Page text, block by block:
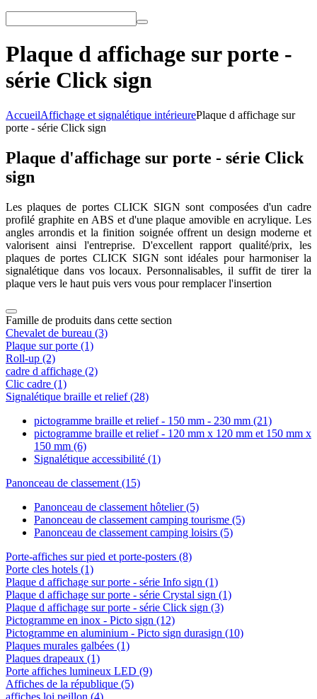
Plaque d affichage sur porte -
série Click sign
AccueilAffichage et signalétique intérieurePlaque d affichage sur
porte - série Click sign
Plaque d'affichage sur porte - série Click
sign
Les plaques de portes CLICK SIGN sont composées d'un cadre
profilé graphite en ABS et d'une plaque amovible en acrylique. Les
angles arrondis et la finition soignée offrent un design moderne et
valorisent ainsi l'entreprise. D'excellent rapport qualité/prix, les
plaques de portes CLICK SIGN sont idéales pour harmoniser la
signalétique dans vos locaux. Personnalisables, il suffit de tirer la
plaque vers le haut puis vers vous pour remplacer l'insertion
Famille de produits dans cette section
Chevalet de bureau (3)
Plaque sur porte (1)
Roll-up (2)
cadre d affichage (2)
Clic cadre (1)
Signalétique braille et relief (28)
pictogramme braille et relief - 150 mm - 230 mm (21)
pictogramme braille et relief - 120 mm x 120 mm et 150 mm x
150 mm (6)
Signalétique accessibilité (1)
Panonceau de classement (15)
Panonceau de classement hôtelier (5)
Panonceau de classement camping tourisme (5)
Panonceau de classement camping loisirs (5)
Porte-affiches sur pied et porte-posters (8)
Porte cles hotels (1)
Plaque d affichage sur porte - série Info sign (1)
Plaque d affichage sur porte - série Crystal sign (1)
Plaque d affichage sur porte - série Click sign (3)
Pictogramme en inox - Picto sign (12)
Pictogramme en aluminium - Picto sign durasign (10)
Plaques murales galbées (1)
Plaques drapeaux (1)
Porte affiches lumineux LED (9)
Affiches de la république (5)
affiches loi peillon (4)